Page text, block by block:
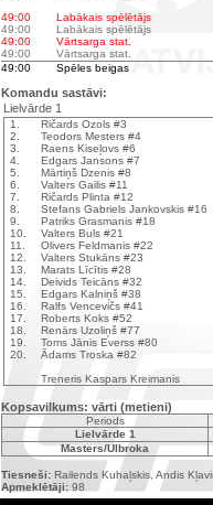
49:00
Labākais spēlētājs
49:00
Labākais spēlētājs
49:00
Vārtsarga stat.
49:00
Vārtsarga stat.
49:00
Spēles beigas
Komandu sastāvi:
Lielvārde 1
1.
Ričards Ozols #3
2.
Teodors Mesters #4
3.
Raens Kiseļovs #6
4.
Edgars Jansons #7
5.
Mārtiņš Dzenis #8
6.
Valters Gailis #11
7.
Ričards Plinta #12
8.
Stefans Gabriels Jankovskis #16
9.
Patriks Grasmanis #18
10.
Valters Buls #21
11.
Olivers Feldmanis #22
12.
Valters Stukāns #23
13.
Marats Līcītis #28
14.
Deivids Teicāns #32
15.
Edgars Kalniņš #38
16.
Ralfs Vencevičs #41
17.
Roberts Koks #52
18.
Renārs Uzoliņš #77
19.
Toms Jānis Everss #80
20.
Ādams Troska #82
Treneris Kaspars Kreimanis
Kopsavilkums: vārti (metieni)
Periods
Lielvārde 1
Masters/Ulbroka
Tiesneši: Railends Kuhaļskis, Andis
Apmeklētāji: 98